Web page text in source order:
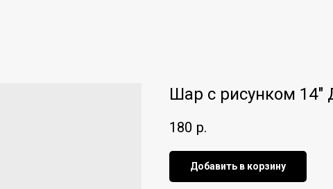
Шар с рисунком 14"
180 р.
Добавить в корзину